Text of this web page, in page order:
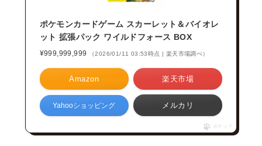
ポケモンカードゲーム スカーレット＆バイオレ
ット 拡張パック ワイルドフォース BOX
¥999,999,999 （2026/01/11 03:53時点 | 楽天市場調べ）
Amazon 楽天市場
Yahooショッピング メルカリ
ポチップ